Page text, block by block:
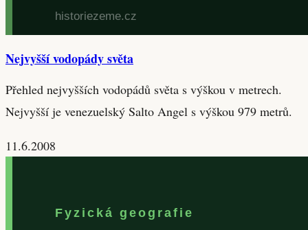
Nejvyšší vodopády světa
Přehled nejvyšších vodopádů světa s výškou v metrech.
Nejvyšší je venezuelský Salto Angel s výškou 979 metrů.
11.6.2008